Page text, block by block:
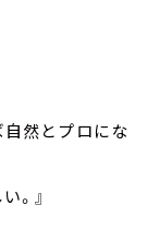
自然とプロにな
。』